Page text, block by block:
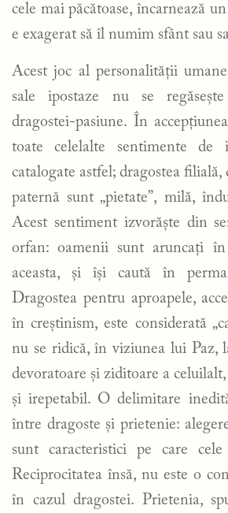
cele mai păcătoase, încarnează
e exagerat să îl numim sfânt sau
Acest joc al personalității
sale ipostaze nu se
dragostei-pasiune. În
toate celelalte sentimente
catalogate astfel; dragostea filială,
paternă sunt „pietate”, milă,
Acest sentiment izvorăște din
orfan: oamenii sunt aruncați
aceasta, și își caută în
Dragostea pentru aproapele,
în creștinism, este considerată
nu se ridică, în viziunea lui Paz,
devoratoare și ziditoare a
și irepetabil. O delimitare
între dragoste și prietenie:
sunt caracteristici pe care
Reciprocitatea însă, nu este o
în cazul dragostei. Prietenia,